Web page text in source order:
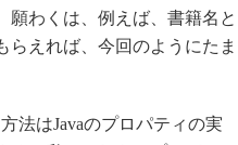
願わくは、例えば、書籍名と
えれば、今回のようにたま
法はJavaのプロパティの実